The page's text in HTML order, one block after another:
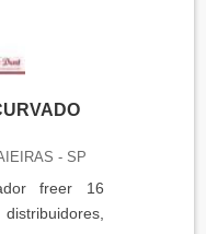
- SP
freer 16